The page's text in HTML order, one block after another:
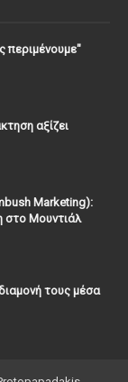
περιμένουμε"
αξίζει
Marketing):
στο Μουντιάλ
τους μέσα